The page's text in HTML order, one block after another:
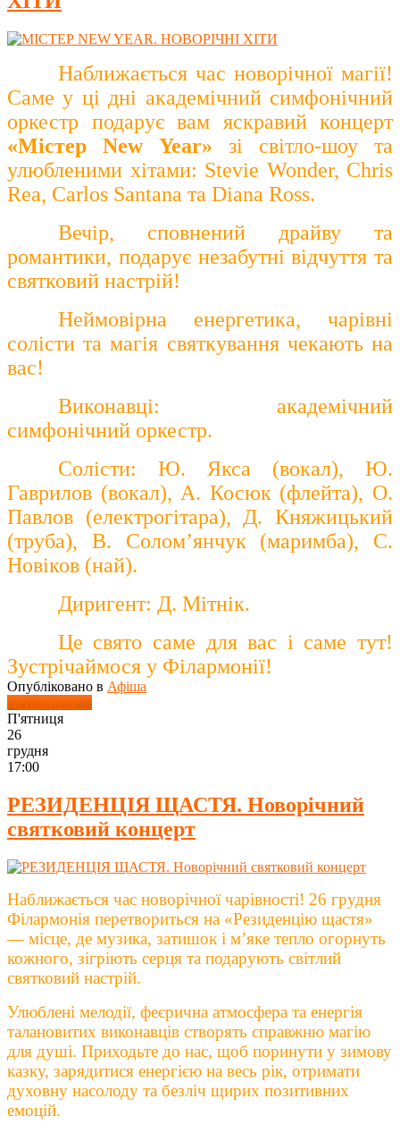
Наближається час новорічної магії!
Саме у ці дні академічний симфонічний
оркестр подарує вам яскравий концерт
«Містер New Year» зі світло-шоу та
улюбленими хітами: Stevie Wonder, Chris
Rea, Carlos Santana та Diana Ross.
Вечір, сповнений драйву та
романтики, подарує незабутні відчуття та
святковий настрій!
Неймовірна енергетика, чарівні
солісти та магія святкування чекають на
вас!
Виконавці: академічний
симфонічний оркестр.
Солісти: Ю. Якса (вокал), Ю.
Гаврилов (вокал), А. Косюк (флейта), О.
Павлов (електрогітара), Д. Княжицький
(труба), В. Солом’янчук (маримба), С.
Новіков (най).
Диригент: Д. Мітнік.
Це свято саме для вас і саме тут!
Зустрічаймося у Філармонії!
Опубліковано в Афіша
Детальніше ...
П'ятниця
26
грудня
17:00
РЕЗИДЕНЦІЯ ЩАСТЯ. Новорічний
святковий концерт
Наближається час новорічної чарівності! 26 грудня
Філармонія перетвориться на «Резиденцію щастя»
— місце, де музика, затишок і м’яке тепло огорнуть
кожного, зігріють серця та подарують світлий
святковий настрій.
Улюблені мелодії, феєрична атмосфера та енергія
талановитих виконавців створять справжню магію
для душі. Приходьте до нас, щоб поринути у зимову
казку, зарядитися енергією на весь рік, отримати
духовну насолоду та безліч щирих позитивних
емоцій.